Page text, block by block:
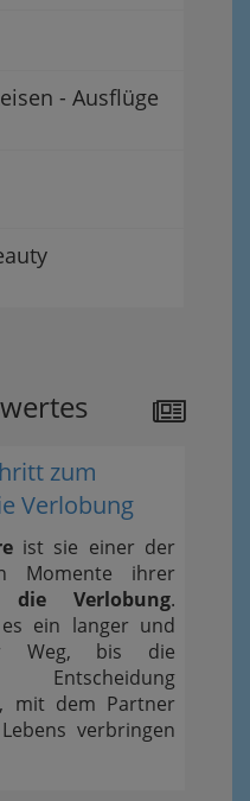
- Ausflüge
zum
Verlobung
ist sie einer der
Momente ihrer
die Verlobung.
ein langer und
Weg, bis die
Entscheidung
mit dem Partner
verbringen